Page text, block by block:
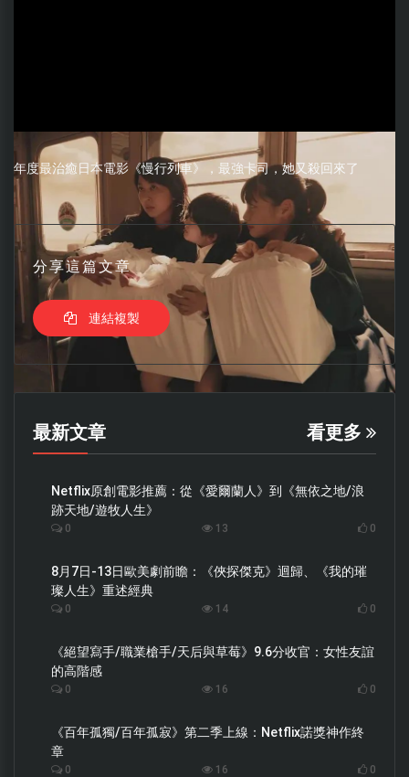
年度最治癒日本電影《慢行列車》，最強卡司，她又殺回來了
分享這篇文章
連結複製
最新文章 看更多
Netflix原創電影推薦：從《愛爾蘭人》到《無依之地/浪
跡天地/遊牧人生》
0 13 0
8月7日-13日歐美劇前瞻：《俠探傑克》迴歸、《我的璀
璨人生》重述經典
0 14 0
《絕望寫手/職業槍手/天后與草莓》9.6分收官：女性友誼
的高階感
0 16 0
《百年孤獨/百年孤寂》第二季上線：Netflix諾獎神作終
章
0 16 0